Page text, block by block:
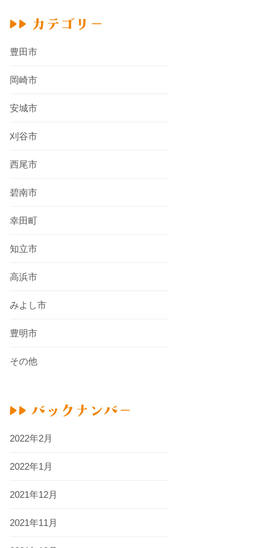
豊田市
岡崎市
安城市
刈谷市
西尾市
碧南市
幸田町
知立市
高浜市
みよし市
豊明市
その他
2022年2月
2022年1月
2021年12月
2021年11月